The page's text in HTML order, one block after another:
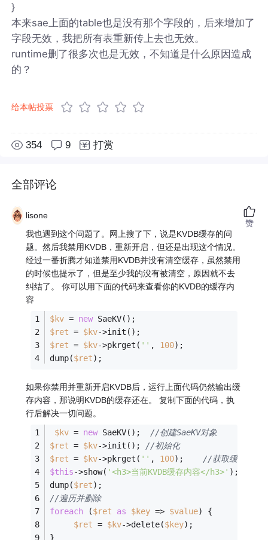
}
本来sae上面的table也是没有那个字段的，后来增加了
字段无效，我把所有表重新传上去也无效。
runtime删了很多次也是无效，不知道是什么原因造成
的？
给本帖投票
354 9 打赏
全部评论
lisone
我也遇到这个问题了。网上搜了下，说是KVDB缓存的问
题。然后我禁用KVDB，重新开启，但还是出现这个情况。
经过一番折腾才知道禁用KVDB并没有清空缓存，虽然禁用
的时候也提示了，但是至少我的没有被清空，原因就不去
纠结了。 你可以用下面的代码来查看你的KVDB的缓存内
容
$kv = new SaeKV();
$ret = $kv->init();
$ret = $kv->pkrget( '' , 100);
dump($ret);
如果你禁用并重新开启KVDB后，运行上面代码仍然输出缓
存内容，那说明KVDB的缓存还在。 复制下面的代码，执
行后解决一切问题。
$kv = new SaeKV(); //创建SaeKV对象
$ret = $kv->init(); //初始化
$ret = $kv->pkrget( '' , 100); //获取缓存内容(
$this->show( '<h3>当前KVDB缓存内容</h3>' );
dump($ret);
//遍历并删除
foreach ($ret as $key => $value) {
$ret = $kv->delete($key);
}
赞